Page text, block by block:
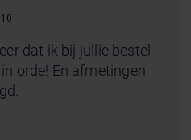
dat ik bij jullie bestel
orde! En afmetingen